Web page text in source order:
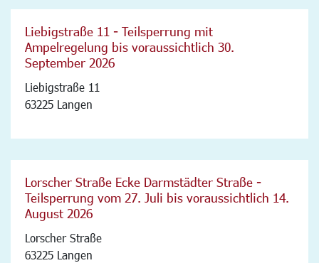
Liebigstraße 11 - Teilsperrung mit
Ampelregelung bis voraussichtlich 30.
September 2026
Liebigstraße 11
63225 Langen
Lorscher Straße Ecke Darmstädter Straße -
Teilsperrung vom 27. Juli bis voraussichtlich 14.
August 2026
Lorscher Straße
63225 Langen